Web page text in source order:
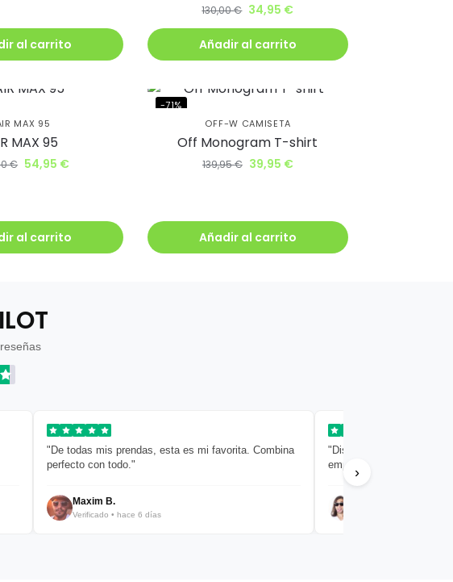
al carrito
130,00€ 34,95 €
Añadir al carrito
MAX 95
MAX 95
€ 54,95 €
al carrito
-71%
OFF-W CAMISETA
Off Monogram T-shirt
139,95€ 39,95 €
Añadir al carrito
"De todas mis prendas, esta es mi favorita. Combina
perfecto con todo."
Maxim B.
Verificado • hace 6 días
"Diseño limpio y sencillo.
empaquetado muy
›